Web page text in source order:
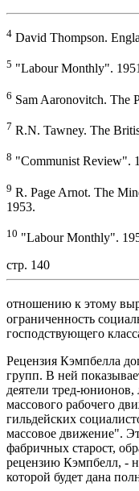
4 David Thompson.
5 "Labour Monthly".
6 Sam Aaronovitch. The
7 R.N. Tawney. The
8 "Communist Review".
9 R. Page Arnot. The
1953.
10 "Labour Monthly".
стр. 140
отношению к этому
ограниченность
господствующего
Рецензия Кэмпбелла
групп. В ней
деятели тред-юнионов,
массового рабочего
гильдейских
массовое движение".
фабричных старост,
рецензию Кэмпбелл, -
которой будет дана